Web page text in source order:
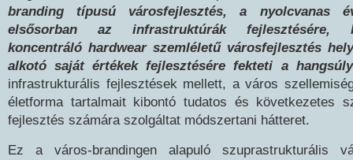
branding típusú városfejlesztés, a nyolcvanas
elsősorban az infrastruktúrák fejlesztésére,
koncentráló hardwear szemléletű városfejlesztés
alkotó saját értékek fejlesztésére fekteti a
infrastrukturális fejlesztések mellett, a város
életforma tartalmait kibontó tudatos és következetes
fejlesztés számára szolgáltat módszertani hátteret.
Ez a város-brandingen alapuló szuprastrukturális